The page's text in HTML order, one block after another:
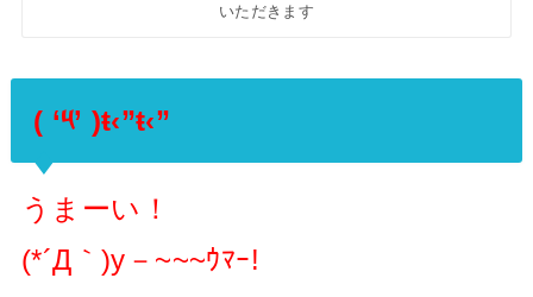
いただきます
( ‘༥’ )ŧ‹”ŧ‹”
うまーい！
(*´Д｀)y－~~~ｳﾏｰ!